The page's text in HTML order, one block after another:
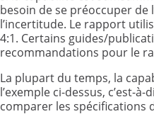
besoin de se préoccuper de
l’incertitude. Le rapport
4:1. Certains guides/
recommandations pour le
La plupart du temps, la
l’exemple ci-dessus, c’est-
comparer les spécifications